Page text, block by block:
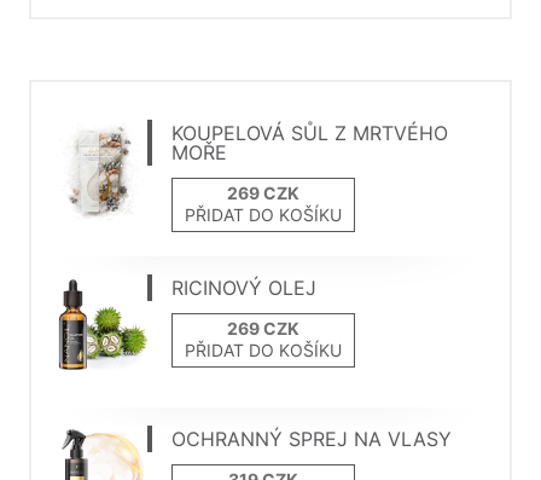
KOUPELOVÁ SŮL Z MRTVÉHO
MOŘE
PŘIDAT DO KOŠÍKU
RICINOVÝ OLEJ
PŘIDAT DO KOŠÍKU
OCHRANNÝ SPREJ NA VLASY